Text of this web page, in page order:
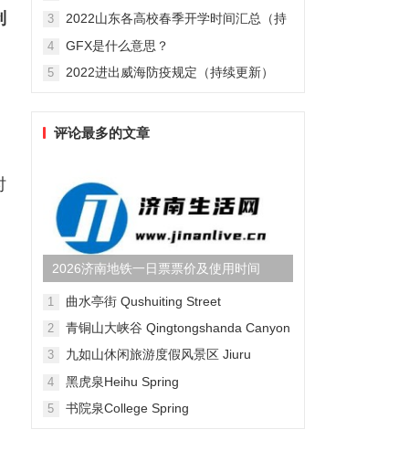
3
2022山东各高校春季开学时间汇总（持
4 GFX是什么意思？
5 2022进出威海防疫规定（持续更新）
评论最多的文章
2026济南地铁一日票票价及使用时间
1 曲水亭街 Qushuiting Street
2 青铜山大峡谷 Qingtongshanda Canyon
3
九如山休闲旅游度假风景区 Jiuru
4 黑虎泉Heihu Spring
5 书院泉College Spring